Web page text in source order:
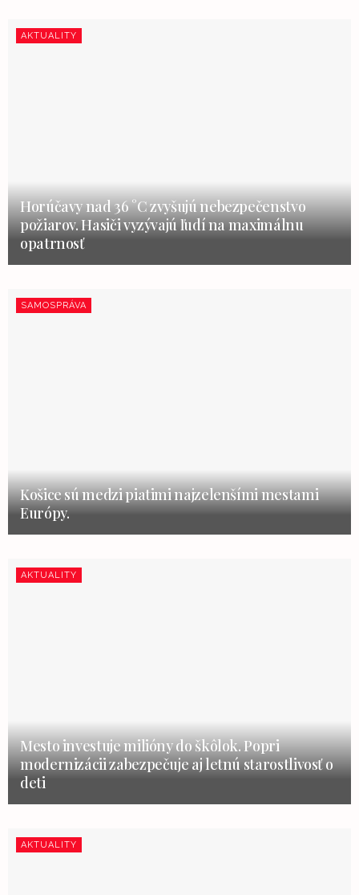
AKTUALITY
Horúčavy nad 36 °C zvyšujú nebezpečenstvo
požiarov. Hasiči vyzývajú ľudí na maximálnu
opatrnosť
SAMOSPRÁVA
Košice sú medzi piatimi najzelenšími mestami
Európy.
AKTUALITY
Mesto investuje milióny do škôlok. Popri
modernizácii zabezpečuje aj letnú starostlivosť o
deti
AKTUALITY